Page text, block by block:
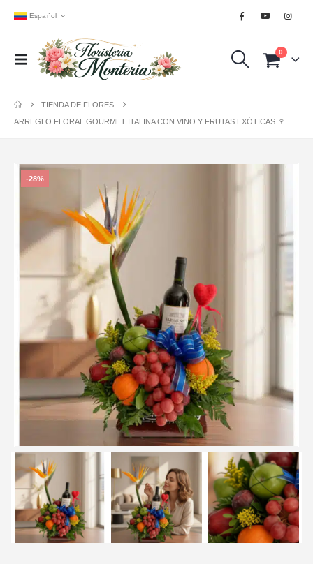
Español
0
TIENDA DE FLORES
ARREGLO FLORAL GOURMET ITALINA CON VINO Y FRUTAS EXÓTICAS 🍷
-28%